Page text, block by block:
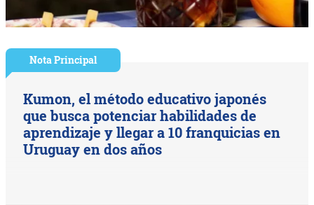
Nota Principal
Kumon, el método educativo japonés
que busca potenciar habilidades de
aprendizaje y llegar a 10 franquicias en
Uruguay en dos años